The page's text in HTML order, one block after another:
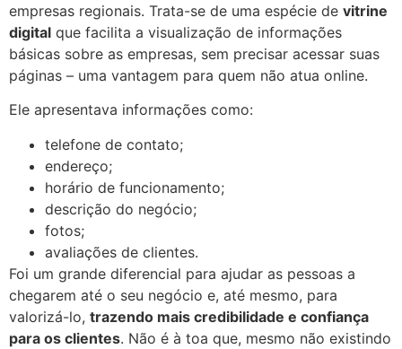
empresas regionais. Trata-se de uma espécie de vitrine
digital que facilita a visualização de informações
básicas sobre as empresas, sem precisar acessar suas
páginas – uma vantagem para quem não atua online.
Ele apresentava informações como:
telefone de contato;
endereço;
horário de funcionamento;
descrição do negócio;
fotos;
avaliações de clientes.
Foi um grande diferencial para ajudar as pessoas a
chegarem até o seu negócio e, até mesmo, para
valorizá-lo, trazendo mais credibilidade e confiança
para os clientes. Não é à toa que, mesmo não existindo